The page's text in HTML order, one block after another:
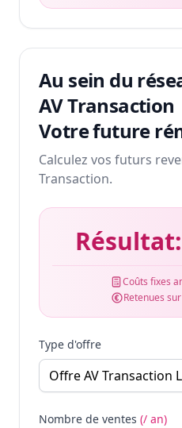
Au sein du
AV Transaction
Votre future
Calculez vos futurs
Transaction.
Résultat:
Coûts fixes
Retenues
Type d'offre
Nombre de ventes (/ an)